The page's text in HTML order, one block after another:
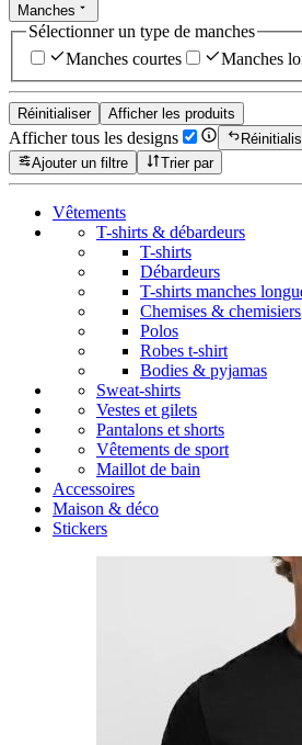
Manches
Sélectionner un type de manches
Manches courtes
Manches
Réinitialiser Afficher les produits
Afficher tous les designs
Ajouter un filtre
Trier par
Vêtements
T-shirts & débardeurs
T-shirts
Débardeurs
T-shirts manches
Chemises & chemisiers
Polos
Robes t-shirt
Bodies & pyjamas
Sweat-shirts
Vestes et gilets
Pantalons et shorts
Vêtements de sport
Maillot de bain
Accessoires
Maison & déco
Stickers